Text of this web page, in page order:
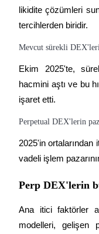
likidite çözümleri
tercihlerden biridir.
Mevcut sürekli
Ekim 2025'te,
hacmini aştı ve bu
işaret etti.
Perpetual DEX'lerin
2025'in
vadeli işlem
Perp DEX'lerin
Ana itici faktörler
modelleri, gelişen